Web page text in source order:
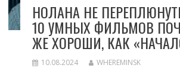
НОЛАНА НЕ
10 УМНЫХ ФИЛЬМОВ
ЖЕ ХОРОШИ, КАК
10.08.2024 WHEREMINSK